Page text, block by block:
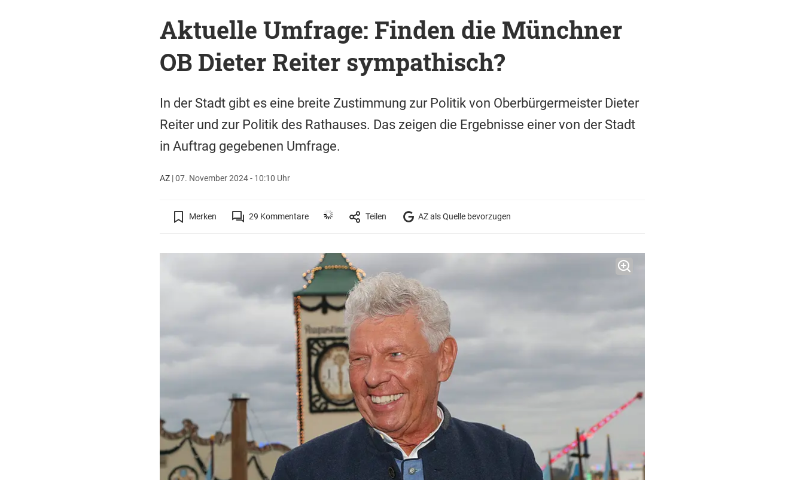
Aktuelle Umfrage: Finden die Münchner
OB Dieter Reiter sympathisch?
In der Stadt gibt es eine breite Zustimmung zur Politik von Oberbürgermeister Dieter
Reiter und zur Politik des Rathauses. Das zeigen die Ergebnisse einer von der Stadt
in Auftrag gegebenen Umfrage.
AZ|07. November 2024 - 10:10 Uhr
Merken 29 Kommentare Teilen AZ als Quelle bevorzugen